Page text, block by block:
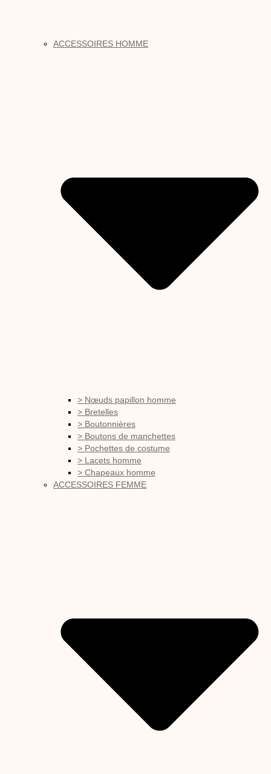
ACCESSOIRES HOMME
> Nœuds papillon homme
> Bretelles
> Boutonnières
> Boutons de manchettes
> Pochettes de costume
> Lacets homme
> Chapeaux homme
ACCESSOIRES FEMME